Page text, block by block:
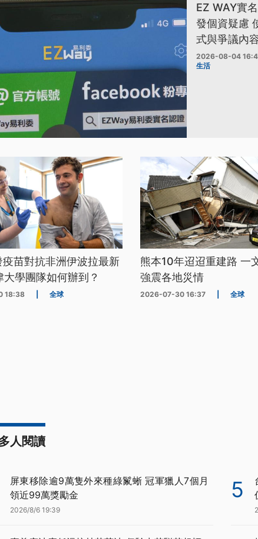
EZ WAY實名
發個資疑慮
式與爭議內
2026-08-04
生活
苗對抗非洲伊波拉最新
大學團隊如何辦到？
18:38 全球
熊本10年迢迢重建路 一
強震各地災情
2026-07-30 16:37 全球
人閱讀
屏東移除逾9萬隻外來種綠鬣蜥 冠軍獵人7個月
領近99萬獎勵金
2026/8/6 19:39
5